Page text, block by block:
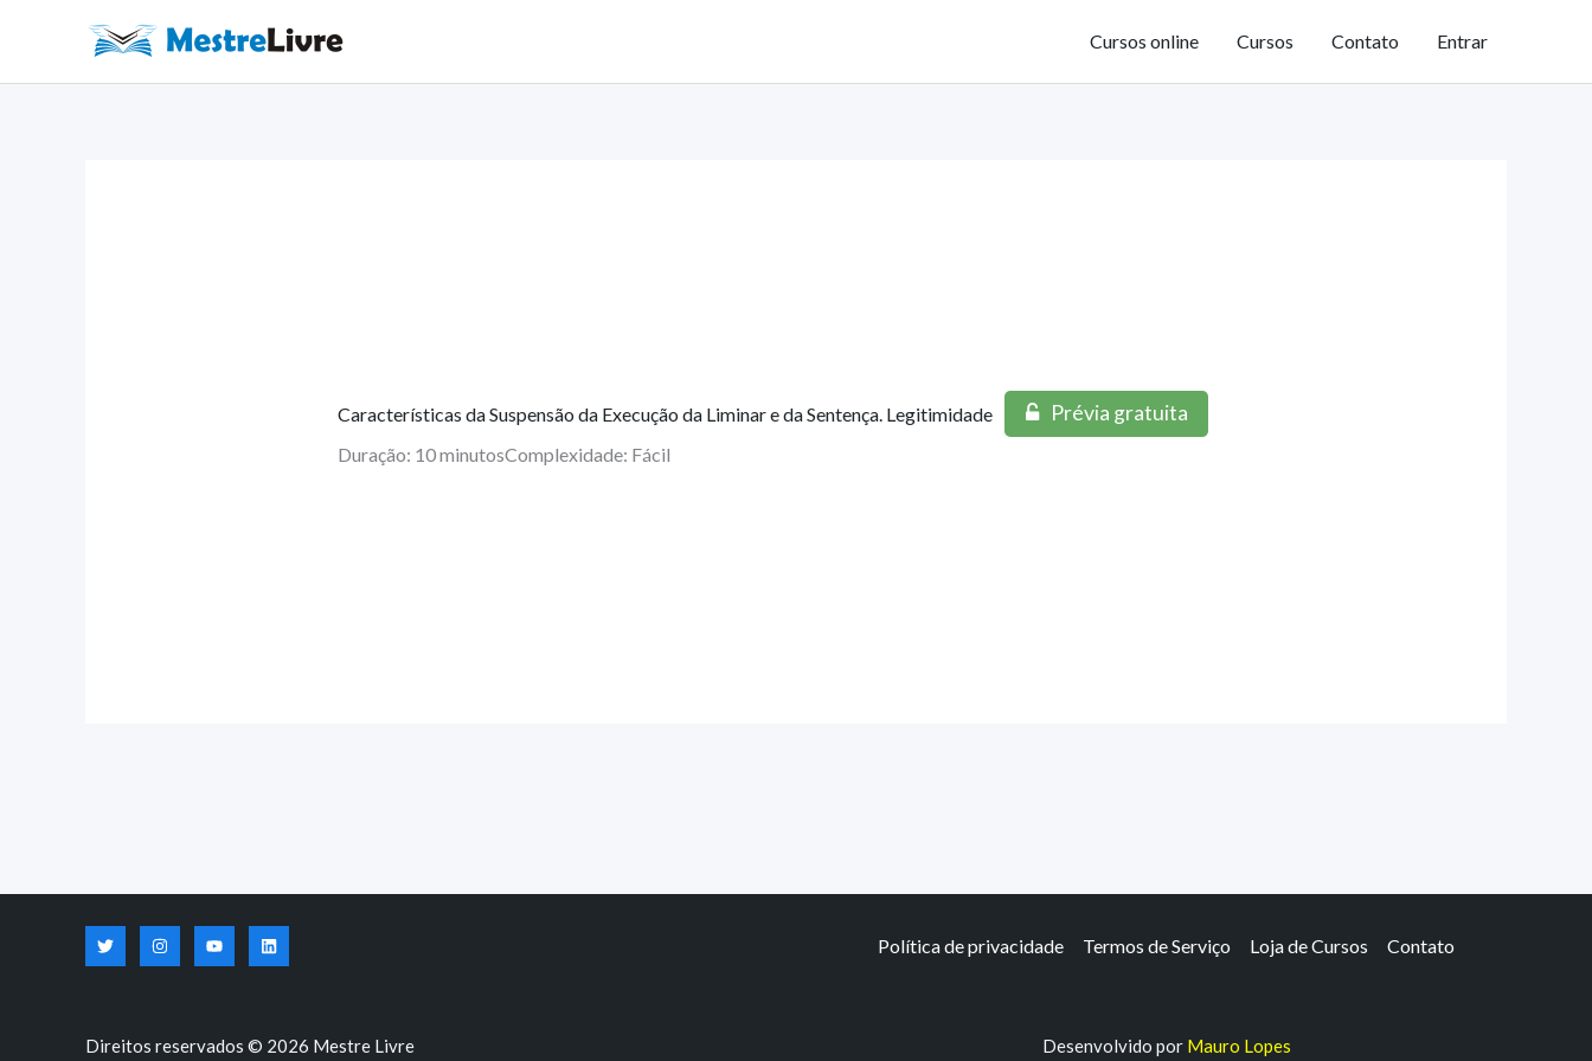
o
Cursos online Cursos Contato Entrar
Características da Suspensão da Execução da Liminar e da Sentença. Legitimidade Prévia gratuita
Duração: 10 minutosComplexidade: Fácil
Política de privacidade Termos de Serviço Loja de Cursos Contato
Direitos reservados © 2026 Mestre Livre Desenvolvido por Mauro Lopes